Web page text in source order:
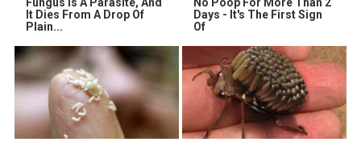
It Dies From A Drop Of
Plain...
Days - It's The First Sign
Of